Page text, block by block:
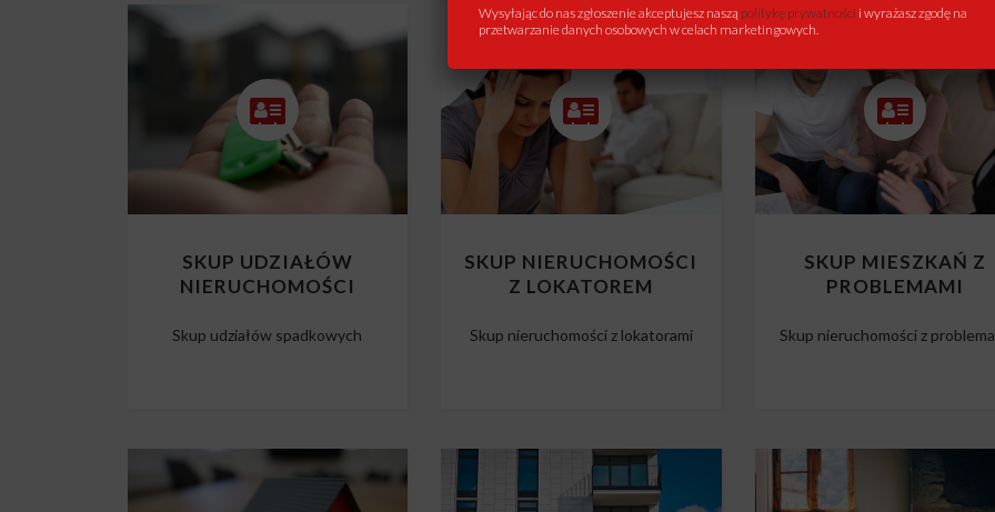
SKUP UDZIAŁÓW
NIERUCHOMOŚCI
Skup udziałów spadkowych
SKUP NIERUCHOMOŚCI
Z LOKATOREM
Skup nieruchomości z lokatorami
SKUP MIESZKAŃ Z
PROBLEMAMI
Skup nieruchomości z
Wysyłając do nas zgłoszenie akceptujesz naszą politykę prywatności i wyrażasz zgodę na
przetwarzanie danych osobowych w celach marketingowych.